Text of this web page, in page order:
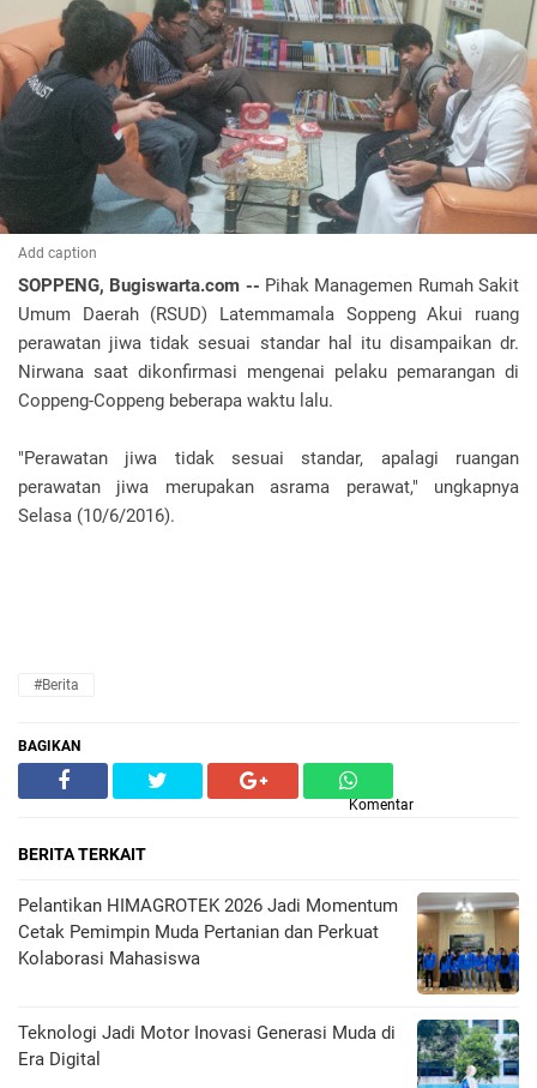
Add caption
SOPPENG, Bugiswarta.com -- Pihak Managemen Rumah Sakit
Umum Daerah (RSUD) Latemmamala Soppeng Akui ruang
perawatan jiwa tidak sesuai standar hal itu disampaikan dr.
Nirwana saat dikonfirmasi mengenai pelaku pemarangan di
Coppeng-Coppeng beberapa waktu lalu.‎
"Perawatan jiwa tidak sesuai standar, apalagi ruangan
perawatan jiwa merupakan asrama perawat," ungkapnya
Selasa (10/6/2016).
#Berita
BAGIKAN
Komentar
BERITA TERKAIT
Pelantikan HIMAGROTEK 2026 Jadi Momentum
Cetak Pemimpin Muda Pertanian dan Perkuat
Kolaborasi Mahasiswa
Teknologi Jadi Motor Inovasi Generasi Muda di
Era Digital